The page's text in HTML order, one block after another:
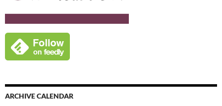
ARCHIVE CALENDAR